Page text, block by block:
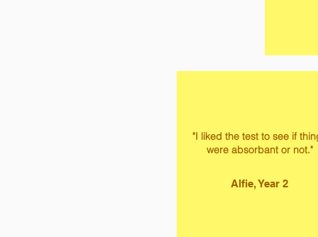
"I liked the test to see if
were absorbant or not."
Alfie, Year 2